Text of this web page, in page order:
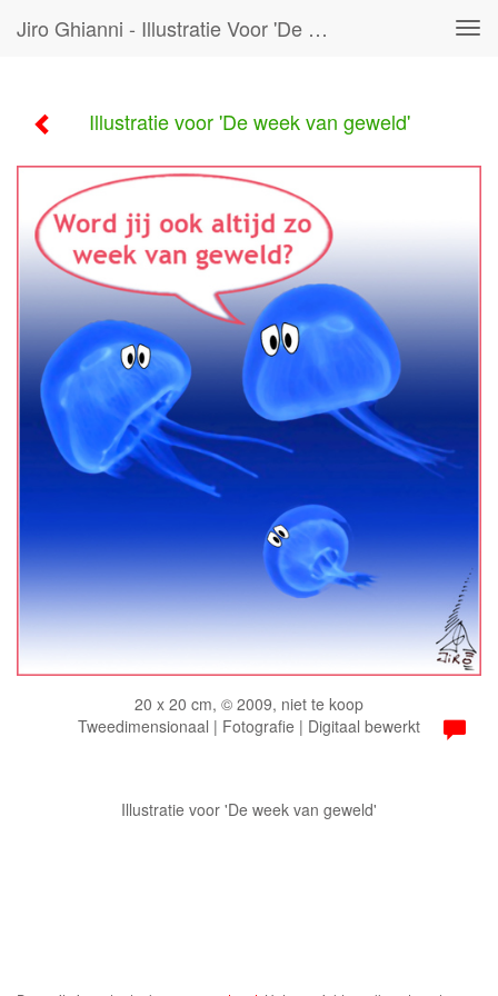
Jiro Ghianni - Illustratie Voor 'De Week Van Geweld'
Illustratie voor 'De week van geweld'
20 x 20 cm, © 2009, niet te koop
Tweedimensionaal | Fotografie | Digitaal bewerkt
Illustratie voor 'De week van geweld'